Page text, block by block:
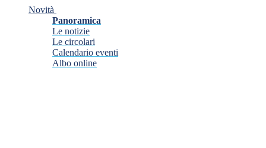
Novità
Panoramica
Le notizie
Le circolari
Calendario eventi
Albo online